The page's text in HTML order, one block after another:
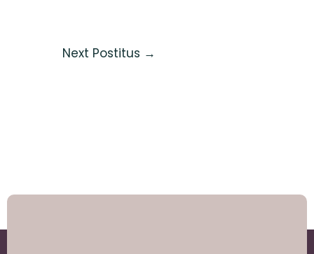
Next Postitus →